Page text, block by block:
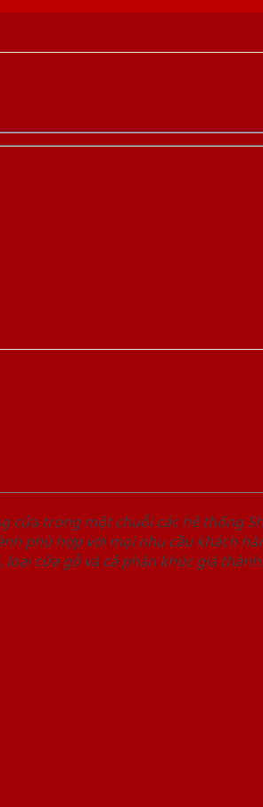
cửa trong một chuỗi các hệ thống
phù hợp với mọi nhu cầu khách
cửa gỗ và cả phân khúc giá thành.